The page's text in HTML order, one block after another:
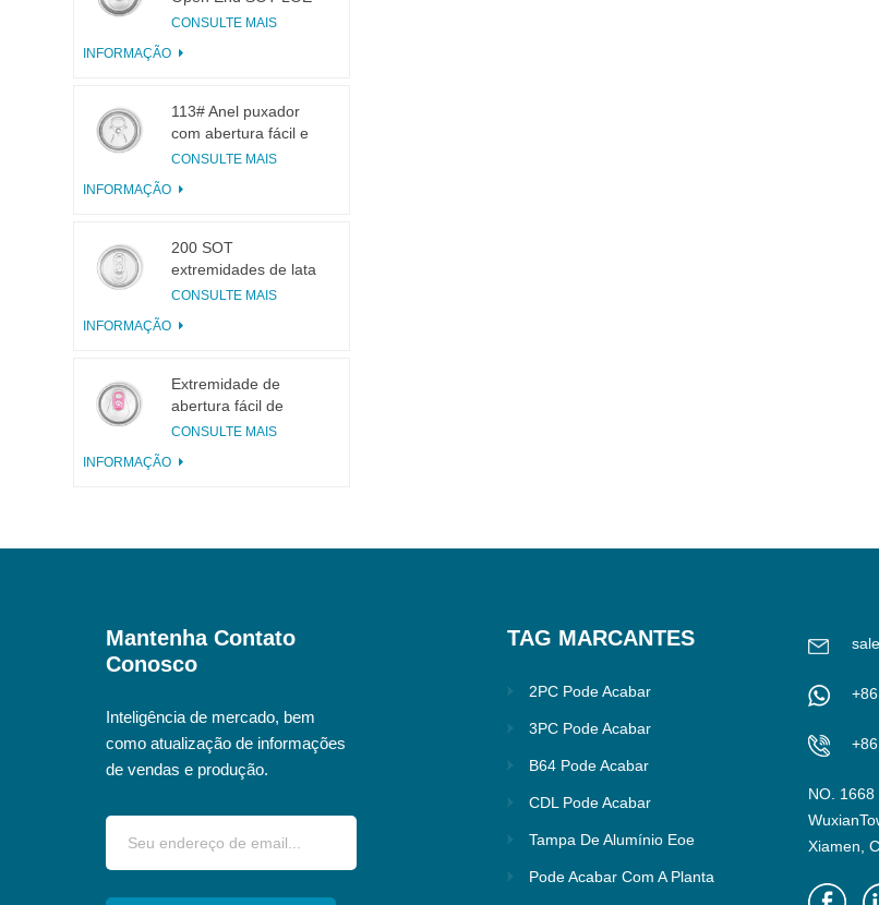
Epóxi
CONSULTE MAIS
INFORMAÇÃO
113# Anel puxador
com abertura fácil e
pequena abertura
CONSULTE MAIS
INFORMAÇÃO
200 SOT
extremidades de lata
de alumínio de 3
de alimentos e
CONSULTE MAIS
INFORMAÇÃO
Extremidade de
abertura fácil de
alumínio incisa com
CONSULTE MAIS
INFORMAÇÃO
Mantenha Contato
Conosco
Inteligência de mercado, bem
como atualização de informações
de vendas e produção.
TAG MARCANTES
2PC Pode Acabar
3PC Pode Acabar
B64 Pode Acabar
CDL Pode Acabar
Tampa De Alumínio Eoe
Pode Acabar Com A Planta
NO. 1668
Xiamen,